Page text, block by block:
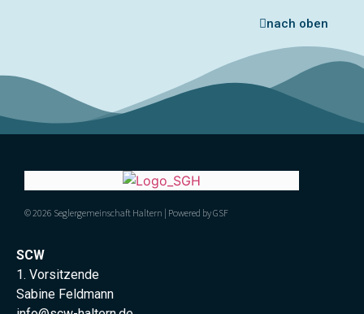
nach oben
© 2026 Seglergemeinschaft Haltern | Powered by GSF
SCW
1. Vorsitzende
Sabine Feldmann